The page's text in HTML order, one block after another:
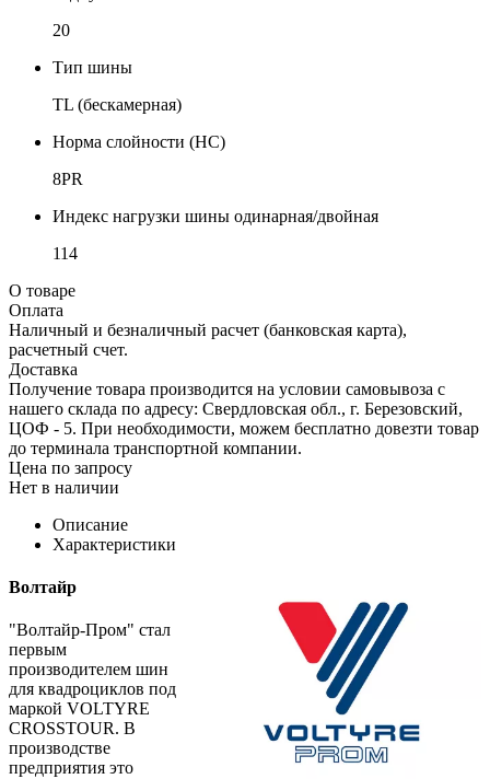
20
Тип шины
TL (бескамерная)
Норма слойности (НС)
8PR
Индекс нагрузки шины одинарная/двойная
114
О товаре
Оплата
Наличный и безналичный расчет (банковская карта),
расчетный счет.
Доставка
Получение товара производится на условии самовывоза с
нашего склада по адресу: Свердловская обл., г. Березовский,
ЦОФ - 5. При необходимости, можем бесплатно довезти товар
до терминала транспортной компании.
Цена по запросу
Нет в наличии
Описание
Характеристики
Волтайр
"Волтайр-Пром" стал
первым
производителем шин
для квадроциклов под
маркой VOLTYRE
CROSSTOUR. В
производстве
предприятия это